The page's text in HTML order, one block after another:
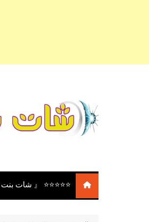
⭐⭐⭐⭐⭐ 『 شات
× شات بنات مصر ×